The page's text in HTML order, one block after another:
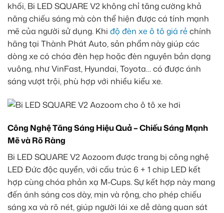
khối, Bi LED SQUARE V2 không chỉ tăng cường khả
năng chiếu sáng mà còn thể hiện được cá tính mạnh
mẽ của người sử dụng. Khi độ đèn xe ô tô giá rẻ chính
hãng tại Thành Phát Auto, sản phẩm này giúp các
dòng xe có chóa đèn hẹp hoặc đèn nguyên bản dạng
vuông, như VinFast, Hyundai, Toyota… có được ánh
sáng vượt trội, phù hợp với nhiều kiểu xe.
Công Nghệ Tăng Sáng Hiệu Quả – Chiếu Sáng Mạnh
Mẽ và Rõ Ràng
Bi LED SQUARE V2 Aozoom được trang bị công nghệ
LED Đức độc quyền, với cấu trúc 6 + 1 chip LED kết
hợp cùng chóa phản xạ M-Cups. Sự kết hợp này mang
đến ánh sáng cos dày, mịn và rộng, cho phép chiếu
sáng xa và rõ nét, giúp người lái xe dễ dàng quan sát